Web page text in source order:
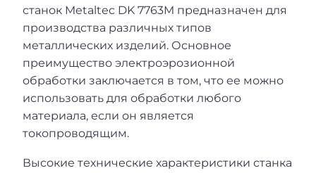
станок Metaltec DK 7763M предназначен для
производства различных типов
металлических изделий. Основное
преимущество электроэрозионной
обработки заключается в том, что ее можно
использовать для обработки любого
материала, если он является
токопроводящим.
Высокие технические характеристики станка